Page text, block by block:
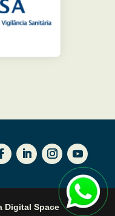
Digital Space